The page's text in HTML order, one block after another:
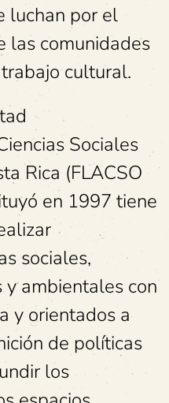
luchan por el
las comunidades
cultural.
Sociales
Rica (FLACSO
en 1997 tiene
sociales,
y ambientales con
y orientados a
de políticas
los